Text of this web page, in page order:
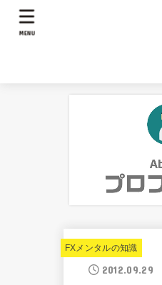
MENU
FXメンタルの知識
2012.09.29